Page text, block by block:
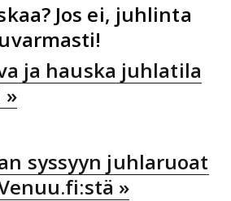
Jos ei, juhlinta
ja hauska juhlatila
»
syssyyn juhlaruoat
»